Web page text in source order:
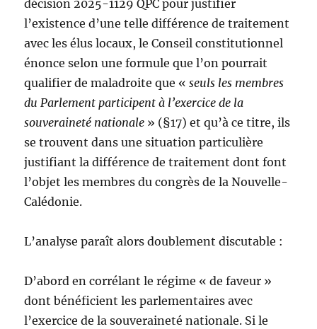
décision 2025-1129 QPC pour justifier
l’existence d’une telle différence de traitement
avec les élus locaux, le Conseil constitutionnel
énonce selon une formule que l’on pourrait
qualifier de maladroite que «seuls les membres
du Parlement participent à l’exercice de la
souveraineté nationale » (§17) et qu’à ce titre, ils
se trouvent dans une situation particulière
justifiant la différence de traitement dont font
l’objet les membres du congrès de la Nouvelle-
Calédonie.
L’analyse paraît alors doublement discutable :
D’abord en corrélant le régime « de faveur »
dont bénéficient les parlementaires avec
l’exercice de la souveraineté nationale. Si le